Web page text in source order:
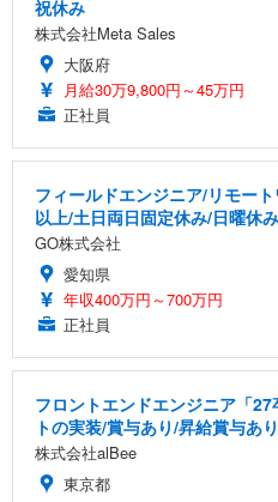
祝休み
株式会社Meta Sales
大阪府
月給30万9,800円～45万円
正社員
フィールドエンジニア/リモー
以上/土日両日固定休み/日曜休み
GO株式会社
愛知県
年収400万円～700万円
正社員
フロントエンドエンジニア「
トの実装/賞与あり/昇給賞与あ
株式会社alBee
東京都